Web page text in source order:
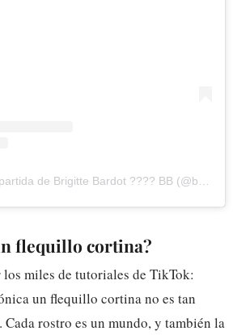
flequillo cortina?
miles de tutoriales de TikTok:
un flequillo cortina no es tan
rostro es un mundo, y también la